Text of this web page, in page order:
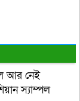
আর নেই
স্যাম্পল